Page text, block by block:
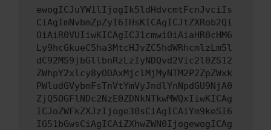
ewogICJuYW1lIjogIk5ldHdvcmtFcnJvciIs
CiAgImNvbmZpZyI6IHsKICAgICJtZXRob2Qi
OiAiR0VUIiwKICAgICJ1cmwiOiAiaHR0cHM6
Ly9hcGkueC5ha3MtcHJvZC5hdWRhcmlzLm5l
dC92MS9jbGllbnRzLzIyNDQvd2Vic2l0ZS12
ZWhpY2xlcy8yODAxMjclMjMyNTM2P2ZpZWxk
PWludGVybmFsTnVtYmVyJndlYnNpdGU9NjA0
ZjQ5OGFlNDc2NzE0ZDNkNTkwMWQxIiwKICAg
ICJoZWFkZXJzIjoge30sCiAgICAiYm9keSI6
IG51bGwsCiAgICAiZXhwZWN0IjogewogICAg